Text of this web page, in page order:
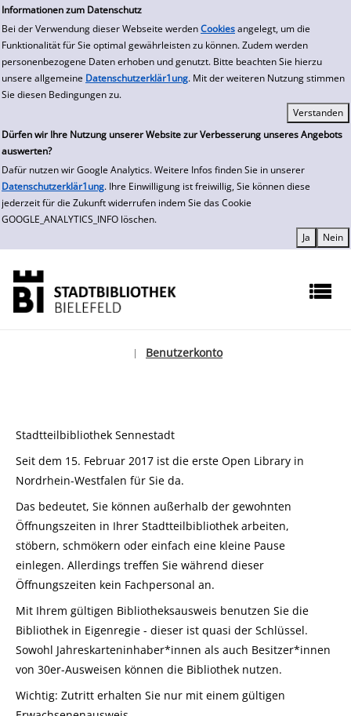
Informationen zum Datenschutz
Bei der Verwendung dieser Webseite werden Cookies angelegt, um die
Funktionalität für Sie optimal gewährleisten zu können. Zudem werden
personenbezogene Daten erhoben und genutzt. Bitte beachten Sie hierzu
unsere allgemeine Datenschutzerklär1ung. Mit der weiteren Nutzung stimmen
Sie diesen Bedingungen zu.
Dürfen wir Ihre Nutzung unserer Website zur Verbesserung unseres Angebots
auswerten?
Dafür nutzen wir Google Analytics. Weitere Infos finden Sie in unserer
Datenschutzerklär1ung. Ihre Einwilligung ist freiwillig, Sie können diese
jederzeit für die Zukunft widerrufen indem Sie das Cookie
GOOGLE_ANALYTICS_INFO löschen.
zur Navigation springen
zum Inhalt springen
Benutzerkonto
Stadtteilbibliothek Sennestadt
Seit dem 15. Februar 2017 ist die erste Open Library in
Nordrhein-Westfalen für Sie da.
Das bedeutet, Sie können außerhalb der gewohnten
Öffnungszeiten in Ihrer Stadtteilbibliothek arbeiten,
stöbern, schmökern oder einfach eine kleine Pause
einlegen. Allerdings treffen Sie während dieser
Öffnungszeiten kein Fachpersonal an.
Mit Ihrem gültigen Bibliotheksausweis benutzen Sie die
Bibliothek in Eigenregie - dieser ist quasi der Schlüssel.
Sowohl Jahreskarteninhaber*innen als auch Besitzer*innen
von 30er-Ausweisen können die Bibliothek nutzen.
Wichtig: Zutritt erhalten Sie nur mit einem gültigen